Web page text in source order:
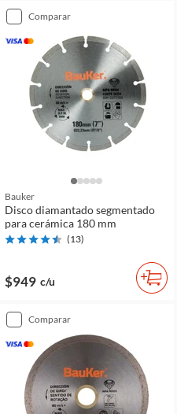
comparar
Bauker
Disco diamantado segmentado
para cerámica 180 mm
(13)
$949 c/u
comparar